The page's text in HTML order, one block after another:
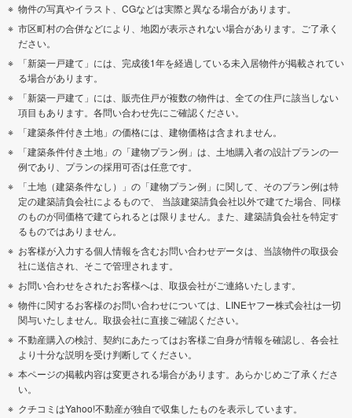
物件の写真やイラスト、CGなどは実際と異なる場合があります。
市区町村の合併などにより、地図が表示されない場合があります。ご了承く
ださい。
「新築一戸建て」には、完成後1年を経過している未入居物件が掲載されてい
る場合があります。
「新築一戸建て」には、販売住戸が複数の物件は、全ての住戸に該当しない
項目もあります。各問い合わせ先にご確認ください。
「建築条件付き土地」の価格には、建物価格は含まれません。
「建築条件付き土地」の「建物プラン例」は、土地購入者の設計プランの一
例であり、プランの採用可否は任意です。
「土地（建築条件なし）」の「建物プラン例」に関して、そのプラン例は特
定の建築請負会社によるもので、 当該建築請負会社以外で建てた場合、同様
のものが同価格で建てられるとは限りません。また、建築請負会社を特定す
るものではありません。
お客様が入力する個人情報を含むお問い合わせデータは、当該物件の取扱会
社に送信され、そこで管理されます。
お問い合わせをされたお客様へは、取扱会社がご連絡いたします。
物件に関するお客様のお問い合わせについては、LINEヤフー株式会社は一切
関与いたしません。取扱会社に直接ご確認ください。
不動産購入の検討、契約にあたってはお客様ご自身が情報を確認し、各会社
より十分な説明を受け判断してください。
本ページの掲載内容は変更される場合があります。あらかじめご了承くださ
い。
クチコミはYahoo!不動産が独自で収集したものを表示しています。